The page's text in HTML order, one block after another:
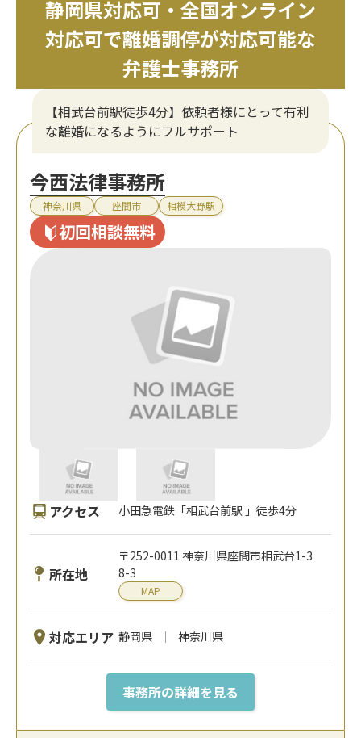
静岡県対応可・全国オンライン
対応可で離婚調停が対応可能な
弁護士事務所
【相武台前駅徒歩4分】依頼者様にとって有利
な離婚になるようにフルサポート
今西法律事務所
神奈川県 座間市 相模大野駅
初回相談無料
アクセス 小田急電鉄「相武台前駅 」徒歩4分
所在地
〒252-0011 神奈川県座間市相武台1-3
8-3
MAP
対応エリア 静岡県 神奈川県
事務所の詳細を見る